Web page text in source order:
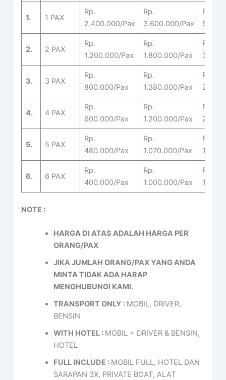
1. 1 PAX
Rp.
2.400.000/Pax
Rp.
3.600.000/Pax
Rp.
2. 2 PAX
Rp.
1.200.000/Pax
Rp.
1.800.000/Pax
Rp.
3. 3 PAX
Rp.
800.000/Pax
Rp.
1.380.000/Pax
Rp.
4. 4 PAX
Rp.
600.000/Pax
Rp.
1.200.000/Pax
Rp.
5. 5 PAX
Rp.
480.000/Pax
Rp.
1.070.000/Pax
Rp.
6. 6 PAX
Rp.
400.000/Pax
Rp.
1.000.000/Pax
Rp.
NOTE :
HARGA DI ATAS ADALAH HARGA PER
ORANG/PAX
JIKA JUMLAH ORANG/PAX YANG ANDA
MINTA TIDAK ADA HARAP
MENGHUBUNGI KAMI.
TRANSPORT ONLY : MOBIL, DRIVER,
BENSIN
WITH HOTEL : MOBIL + DRIVER & BENSIN,
HOTEL
FULL INCLUDE : MOBIL FULL, HOTEL DAN
SARAPAN 3X, PRIVATE BOAT, ALAT